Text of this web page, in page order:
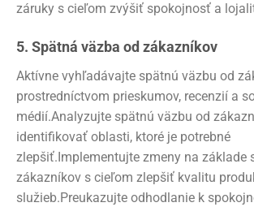
záruky s cieľom zvýšiť spokojnosť a
5. Spätná väzba od zákazníkov
Aktívne vyhľadávajte spätnú väzbu od
prostredníctvom prieskumov, recenzií a
médií.Analyzujte spätnú väzbu od
identifikovať oblasti, ktoré je potrebné
zlepšiť.Implementujte zmeny na základe
zákazníkov s cieľom zlepšiť kvalitu
služieb.Preukazujte odhodlanie k